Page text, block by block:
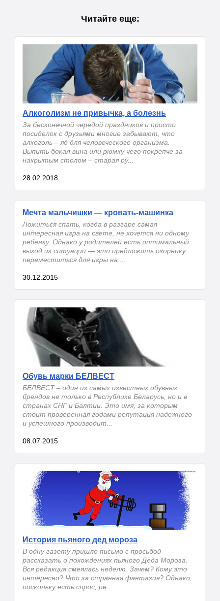
Читайте еще:
Алкоголизм не привычка, а болезнь
За бесконечной чередой праздников и просто
посиделок с друзьями многие забывают, что
алкоголь – яд для человеческого организма.
Выпить бокал вина или рюмку чего покрепче за
накрытым столом – старая ру...
28.02.2018
Мечта мальчишки — кровать-машинка
Ложиться спать, когда в разгаре самая
интересная игра на свете, не хочется ни одному
ребенку. Однако у родителей есть оптимальный
выход из ситуации — это предложить озорнику
переместиться для игры на ...
30.12.2015
Обувь марки БЕЛВЕСТ
БЕЛВЕСТ – один из самых известных обувных
брендов не только в Республике Беларусь, но и в
странах СНГ и Балтии. Это имя, за которым
стоит проверенная годами репутация надежного
и успешного производит...
08.07.2015
История пьяного дед мороза
В одну газету пришло письмо с просьбой
рассказать о похождениях пьяного Деда Мороза.
Вся редакция смеялась неделю. Зачем? Кому это
интересно? Что за странная фантазия? Однако,
поскольку есть спрос, ре...